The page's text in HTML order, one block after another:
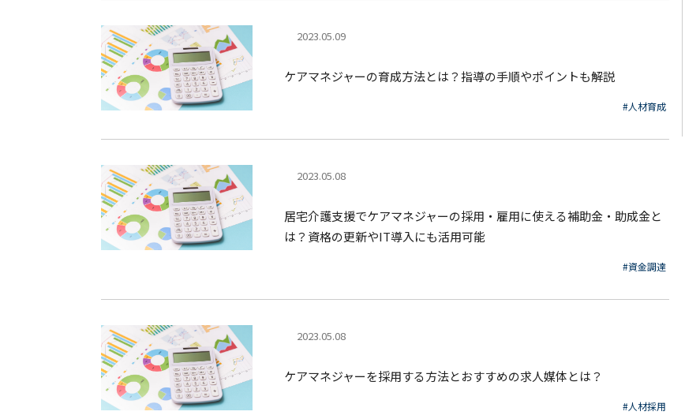
2023.05.09
ケアマネジャーの育成方法とは？指導の手順やポイントも解説
#人材育成
2023.05.08
居宅介護支援でケアマネジャーの採用・雇用に使える補助金・助成金と
は？資格の更新やIT導入にも活用可能
#資金調達
2023.05.08
ケアマネジャーを採用する方法とおすすめの求人媒体とは？
#人材採用